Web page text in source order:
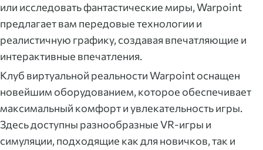
или исследовать фантастические миры, Warpoint
предлагает вам передовые технологии и
реалистичную графику, создавая впечатляющие и
интерактивные впечатления.
Клуб виртуальной реальности Warpoint оснащен
новейшим оборудованием, которое обеспечивает
максимальный комфорт и увлекательность игры.
Здесь доступны разнообразные VR-игры и
симуляции, подходящие как для новичков, так и